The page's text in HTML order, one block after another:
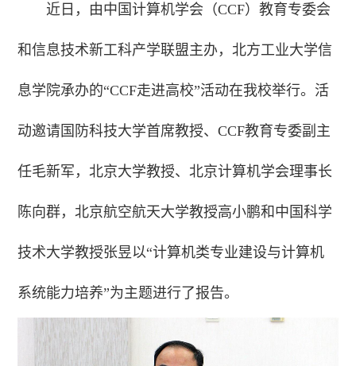
近日，由中国计算机学会（CCF）教育专委会
和信息技术新工科产学联盟主办，北方工业大学信
息学院承办的“CCF走进高校”活动在我校举行。 活
动邀请国防科技大学首席教授、CCF教育专委副主
任毛新军，北京大学教授、北京计算机学会理事长
陈向群，北京航空航天大学教授高小鹏和中国科学
技术大学教授张昱以“计算机类专业建设与计算机
系统能力培养”为主题进行了报告。